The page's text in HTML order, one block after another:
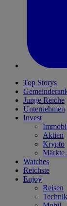
Top Storys
Junge Reiche
Unternehmen
Invest
Aktien
Krypto
Märkte
Watches
Reichste
Enjoy
Reisen
Technik